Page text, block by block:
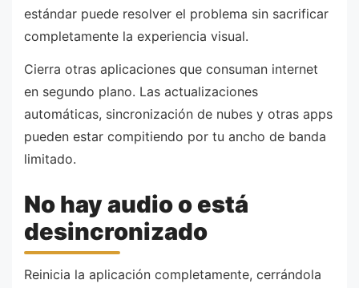
estándar puede resolver el problema sin sacrificar
completamente la experiencia visual.
Cierra otras aplicaciones que consuman internet
en segundo plano. Las actualizaciones
automáticas, sincronización de nubes y otras apps
pueden estar compitiendo por tu ancho de banda
limitado.
No hay audio o está
desincronizado
Reinicia la aplicación completamente, cerrándola